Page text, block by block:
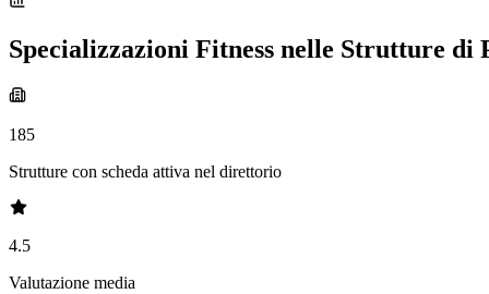
Specializzazioni Fitness nelle Strutture di
185
Strutture con scheda attiva nel direttorio
4.5
Valutazione media